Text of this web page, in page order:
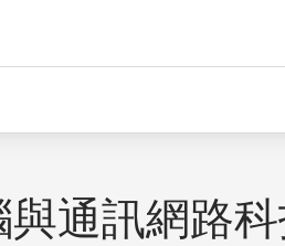
與通訊網路